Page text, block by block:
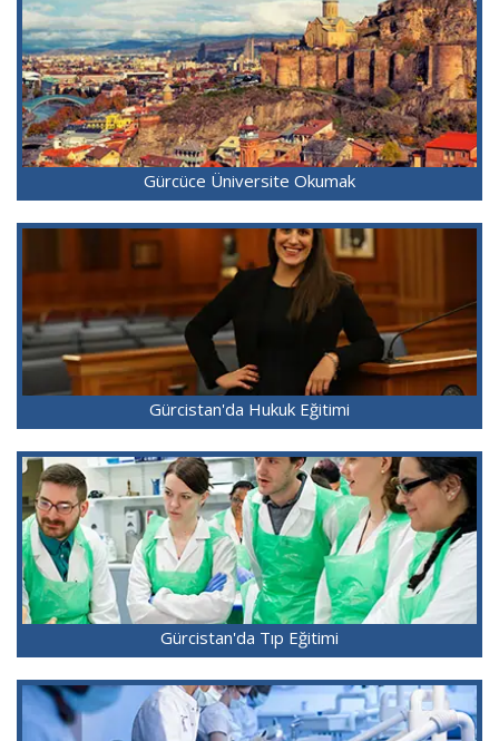
Gürcüce Üniversite Okumak
Gürcistan'da Hukuk Eğitimi
Gürcistan'da Tıp Eğitimi